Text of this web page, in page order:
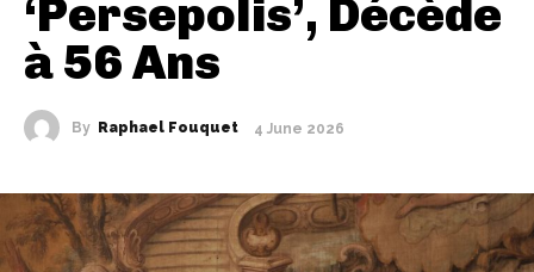
‘Persepolis’, Décède
à 56 Ans
By Raphael Fouquet 4 June 2026